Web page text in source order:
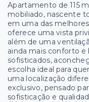
Apartamento de 115
mobiliado, nascente
em uma das
oferece uma vista
além de uma
ainda mais conforto
sofisticados,
escolha ideal para
uma localização
exclusivo, pensado
sofisticação e